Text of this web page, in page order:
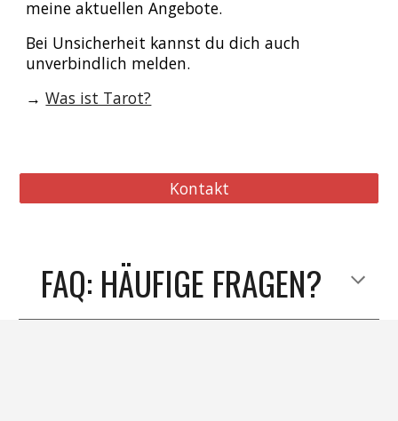
meine aktuellen Angebote.
Bei Unsicherheit kannst du dich auch
unverbindlich melden.
→Was ist Tarot?
Kontakt
FAQ: HÄUFIGE FRAGEN?